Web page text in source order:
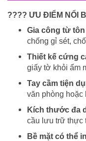
???? ƯU ĐIỂM NỔI
Gia công từ
chống gỉ sét,
Thiết kế cứng
giấy tờ khỏi ẩm
Tay cầm tiện
văn phòng hoặc
Kích thước đa
cầu lưu trữ thực
Bề mặt có thể